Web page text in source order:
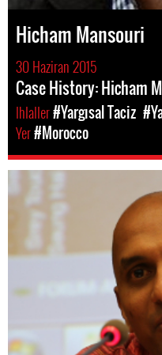
Hicham Mansouri
30 Haziran 2015
Case History: Hicham
Ihlaller#Yargısal Taciz
Yer#Morocco